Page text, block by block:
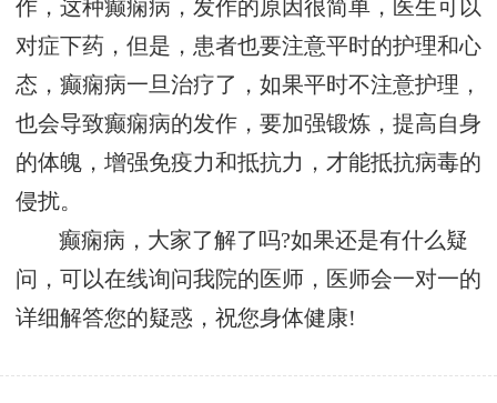
作，这种癫痫病，发作的原因很简单，医生可以
对症下药，但是，患者也要注意平时的护理和心
态，癫痫病一旦治疗了，如果平时不注意护理，
也会导致癫痫病的发作，要加强锻炼，提高自身
的体魄，增强免疫力和抵抗力，才能抵抗病毒的
侵扰。
癫痫病，大家了解了吗?如果还是有什么疑
问，可以在线询问我院的医师，医师会一对一的
详细解答您的疑惑，祝您身体健康!